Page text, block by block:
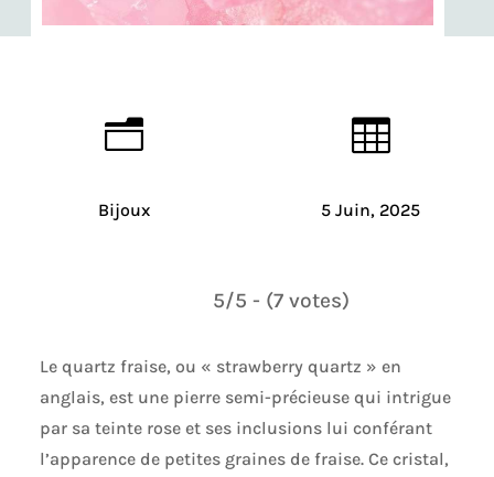
n
Bijoux

5 Juin, 2025
5/5 - (7 votes)
Le quartz fraise, ou « strawberry quartz » en
anglais, est une pierre semi-précieuse qui intrigue
par sa teinte rose et ses inclusions lui conférant
l’apparence de petites graines de fraise. Ce cristal,